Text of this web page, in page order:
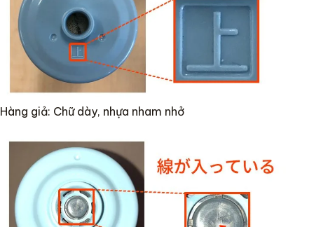
Hàng giả: Chữ dày, nhựa nham nhở